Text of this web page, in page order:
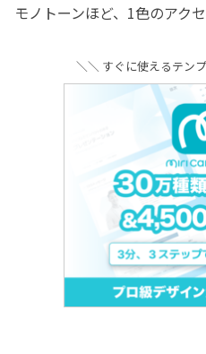
モノトーンほど、1色のアク
＼＼ すぐに使えるテン